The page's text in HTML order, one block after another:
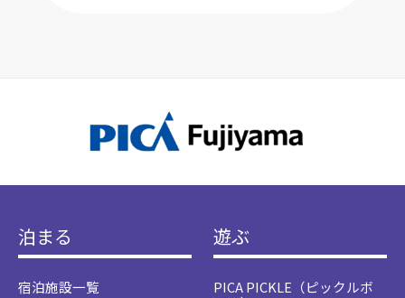
泊まる
宿泊施設一覧
遊ぶ
PICA PICKLE（ピックルボ